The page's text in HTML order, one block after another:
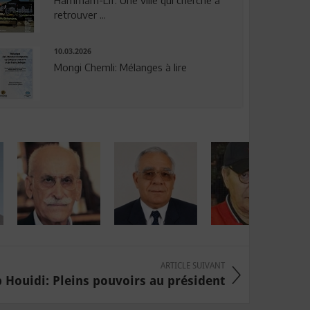
retrouver ...
10.03.2026
Mongi Chemli: Mélanges à lire
ARTICLE SUIVANT
Houidi: Pleins pouvoirs au président